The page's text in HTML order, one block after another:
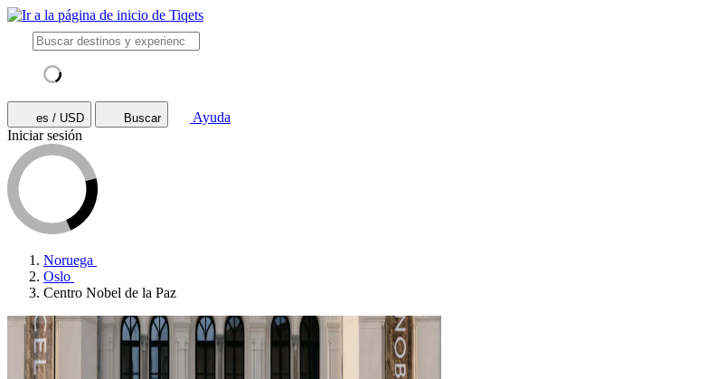
es / USD Buscar
Ayuda
Iniciar sesión
Noruega
Oslo
Centro Nobel de la Paz